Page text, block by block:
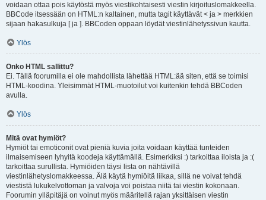
voidaan ottaa pois käytöstä myös viestikohtaisesti viestin kirjoituslomakkeella.
BBCode itsessään on HTML:n kaltainen, mutta tagit käyttävät < ja > merkkien
sijaan hakasulkuja [ ja ]. BBCoden oppaan löydät viestinlähetyssivun kautta.
Ylös
Onko HTML sallittu?
Ei. Tällä foorumilla ei ole mahdollista lähettää HTML:ää siten, että se toimisi
HTML-koodina. Yleisimmät HTML-muotoilut voi kuitenkin tehdä BBCoden
avulla.
Ylös
Mitä ovat hymiöt?
Hymiöt tai emoticonit ovat pieniä kuvia joita voidaan käyttää tunteiden
ilmaisemiseen lyhyitä koodeja käyttämällä. Esimerkiksi :) tarkoittaa iloista ja :(
tarkoittaa surullista. Hymiöiden täysi lista on nähtävillä
viestinlähetyslomakkeessa. Älä käytä hymiöitä liikaa, sillä ne voivat tehdä
viestistä lukukelvottoman ja valvoja voi poistaa niitä tai viestin kokonaan.
Foorumin ylläpitäjä on voinut myös määritellä rajan yksittäisen viestin